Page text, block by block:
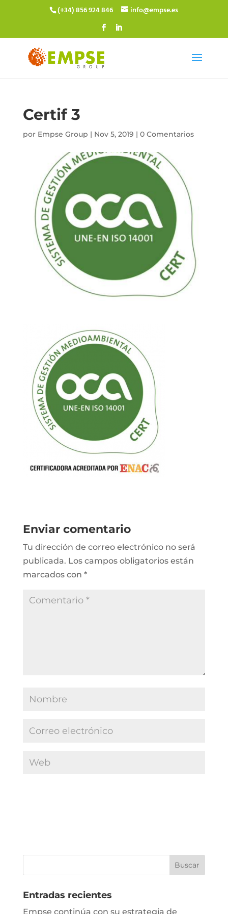
(+34) 856 924 846 info@empse.es
Certif 3
por Empse Group | Nov 5, 2019 | 0 Comentarios
Enviar comentario
Tu dirección de correo electrónico no será
publicada. Los campos obligatorios están
marcados con *
Entradas recientes
Empse continúa con su estrategia de